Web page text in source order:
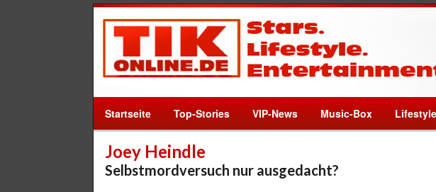
Startseite Top-Stories VIP-News Music-Box Lifestyle
Joey Heindle
Selbstmordversuch nur ausgedacht?